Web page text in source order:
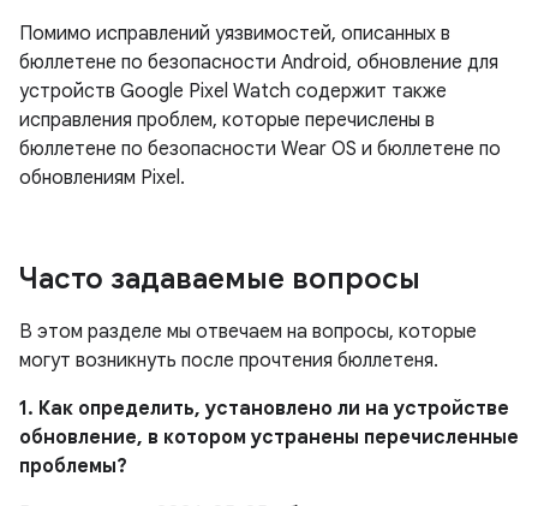
Помимо исправлений уязвимостей, описанных в
бюллетене по безопасности Android, обновление для
устройств Google Pixel Watch содержит также
исправления проблем, которые перечислены в
бюллетене по безопасности Wear OS и бюллетене по
обновлениям Pixel.
Часто задаваемые вопросы
В этом разделе мы отвечаем на вопросы, которые
могут возникнуть после прочтения бюллетеня.
1. Как определить, установлено ли на устройстве
обновление, в котором устранены перечисленные
проблемы?